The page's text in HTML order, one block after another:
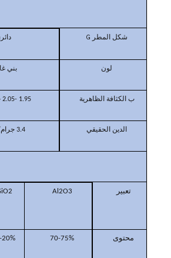
شكل المطر G
لون بني
ب الكثافة الظاهرية 1.95 -2.05 جم /㎝
الدين الحقيقي 3.4 جرام/
تعبير Al2O3
محتوى 70-75%
20%